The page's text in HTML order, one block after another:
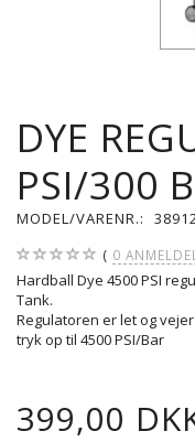
DYE
PSI/300
MODEL/VARENR.:
0
Hardball Dye 4500 PSI
Tank.
Regulatoren er let og
tryk op til 4500 PSI/Bar
399,00